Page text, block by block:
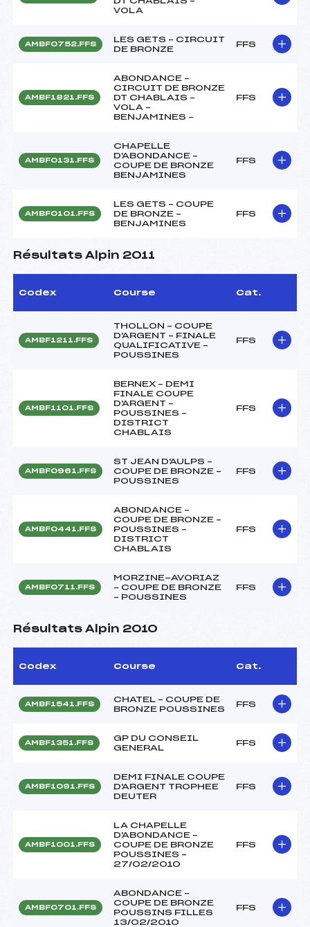
VOLA
AMBF0752.FFS
LES GETS – CIRCUIT
DE BRONZE
FFS
AMBF1821.FFS
ABONDANCE –
CIRCUIT DE BRONZE
DT CHABLAIS –
VOLA –
BENJAMINES –
FFS
AMBF0131.FFS
CHAPELLE
D'ABONDANCE –
COUPE DE BRONZE
BENJAMINES
FFS
AMBF0101.FFS
LES GETS – COUPE
DE BRONZE –
BENJAMINES
FFS
Résultats Alpin 2011
Codex Course Cat.
AMBF1211.FFS
THOLLON – COUPE
D'ARGENT – FINALE
QUALIFICATIVE –
POUSSINES
FFS
AMBF1101.FFS
BERNEX – DEMI
FINALE COUPE
D'ARGENT –
POUSSINES –
DISTRICT
CHABLAIS
FFS
AMBF0961.FFS
ST JEAN D'AULPS –
COUPE DE BRONZE –
POUSSINES
FFS
AMBF0441.FFS
ABONDANCE –
COUPE DE BRONZE –
POUSSINES –
DISTRICT
CHABLAIS
FFS
AMBF0711.FFS
MORZINE-AVORIAZ
– COUPE DE BRONZE
– POUSSINES
FFS
Résultats Alpin 2010
Codex Course Cat.
AMBF1541.FFS
CHATEL – COUPE DE
BRONZE POUSSINES
FFS
AMBF1351.FFS
GP DU CONSEIL
GENERAL
FFS
AMBF1091.FFS
DEMI FINALE COUPE
D'ARGENT TROPHEE
DEUTER
FFS
AMBF1001.FFS
LA CHAPELLE
D'ABONDANCE –
COUPE DE BRONZE
POUSSINES –
27/02/2010
FFS
AMBF0701.FFS
ABONDANCE –
COUPE DE BRONZE
POUSSINS FILLES
13/02/2010
FFS